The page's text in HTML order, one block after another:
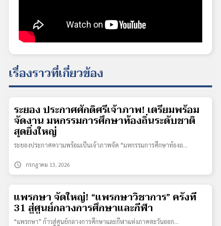
เรื่องราวที่เกี่ยวข้อง
ระยอง ประกาศศักดิ์ศรีเจ้าภาพ! เตรียมพร้อม
จัดงาน มหกรรมการศึกษาท้องถิ่นระดับชาติ
สุดยิ่งใหญ่
ระยองประกาศความพร้อมเป็นเจ้าภาพจัด “มหกรรมการศึกษาท้องถ…
schedule กรกฎาคม 13, 2026
แพรกษา จัดใหญ่! “แพรกษาวิชาการ” ครั้งที่
31 สู่ศูนย์กลางการศึกษาและกีฬา
“แพรกษา” ก้าวสู่ศูนย์กลางการศึกษาและกีฬาแห่งภาคตะวันออก…